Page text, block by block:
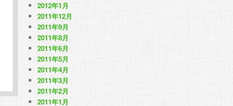
2012年1月
2011年12月
2011年9月
2011年8月
2011年6月
2011年5月
2011年4月
2011年3月
2011年2月
2011年1月